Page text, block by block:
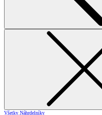
Všetky Náhrdelníky